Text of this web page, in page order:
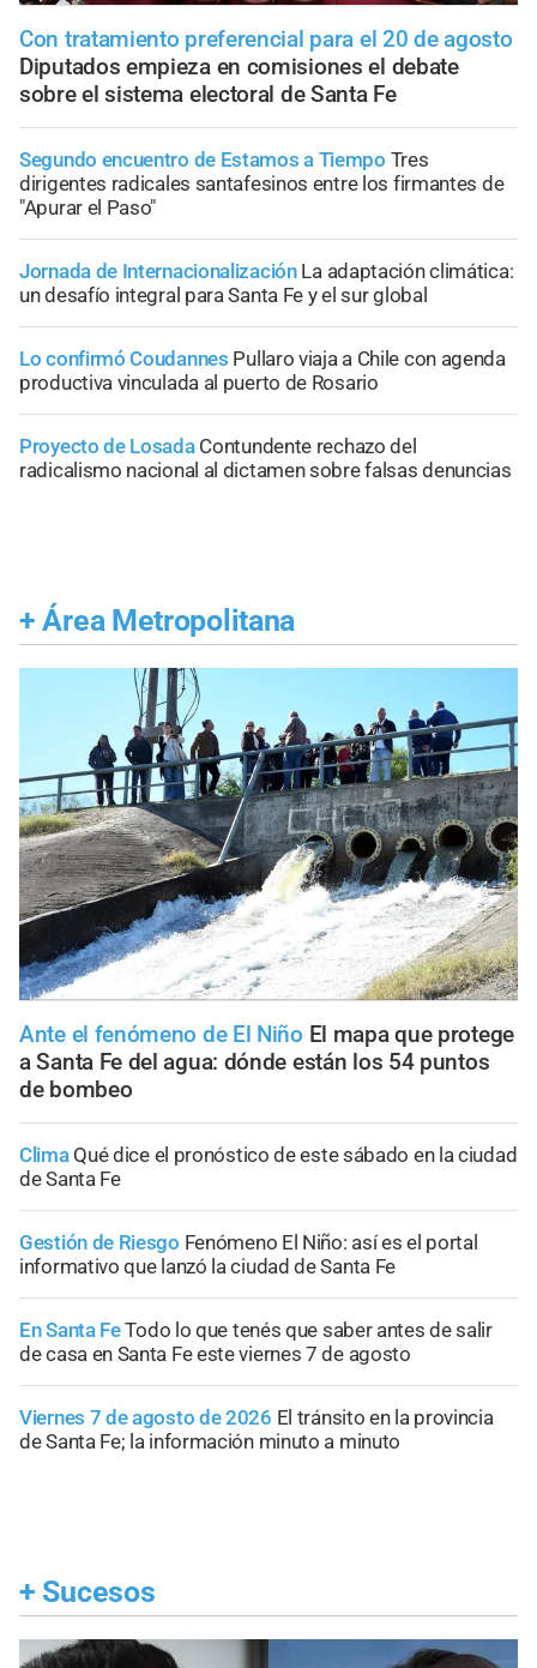
Con tratamiento preferencial para el 20 de agosto
Diputados empieza en comisiones el debate
sobre el sistema electoral de Santa Fe
Segundo encuentro de Estamos a Tiempo Tres
dirigentes radicales santafesinos entre los firmantes de
"Apurar el Paso"
Jornada de Internacionalización La adaptación climática:
un desafío integral para Santa Fe y el sur global
Lo confirmó Coudannes Pullaro viaja a Chile con agenda
productiva vinculada al puerto de Rosario
Proyecto de Losada Contundente rechazo del
radicalismo nacional al dictamen sobre falsas denuncias
+ Área Metropolitana
Ante el fenómeno de El Niño El mapa que protege
a Santa Fe del agua: dónde están los 54 puntos
de bombeo
Clima Qué dice el pronóstico de este sábado en la ciudad
de Santa Fe
Gestión de Riesgo Fenómeno El Niño: así es el portal
informativo que lanzó la ciudad de Santa Fe
En Santa FeTodo lo que tenés que saber antes de salir
de casa en Santa Fe este viernes 7 de agosto
Viernes 7 de agosto de 2026 El tránsito en la provincia
de Santa Fe; la información minuto a minuto
+ Sucesos